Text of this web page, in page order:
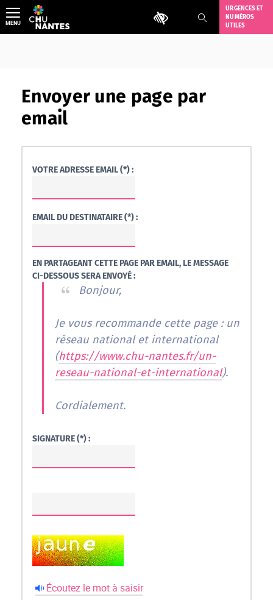
Aller
au
contenu
Outils d'accessibilité
URGENCES ET
NUMÉROS
UTILES
MENU
Envoyer une page par
email
VOTRE ADRESSE EMAIL (*) :
EMAIL DU DESTINATAIRE (*) :
EN PARTAGEANT CETTE PAGE PAR EMAIL, LE MESSAGE
CI-DESSOUS SERA ENVOYÉ :
Bonjour,
Je vous recommande cette page : un
réseau national et international
(https://www.chu-nantes.fr/un-
reseau-national-et-international).
Cordialement.
SIGNATURE (*) :
Écoutez le mot à saisir